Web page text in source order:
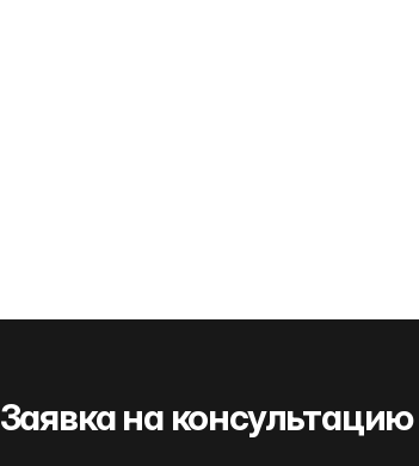
Заявка на консультацию